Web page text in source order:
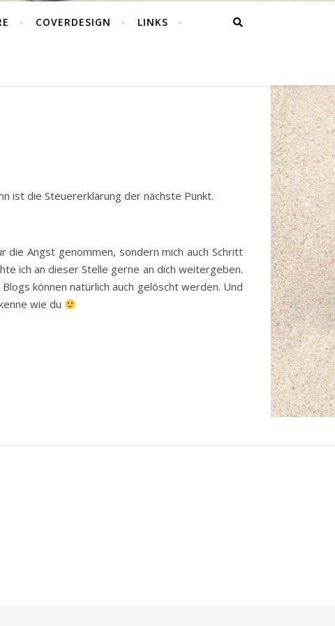
COVERDESIGN LINKS
ist die Steuererklärung der nächste Punkt.
die Angst genommen, sondern mich auch Schritt
ich an dieser Stelle gerne an dich weitergeben.
können natürlich auch gelöscht werden. Und
wie du